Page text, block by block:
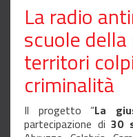
La radio
scuole
territori
criminalità
Il progetto “La
partecipazione di30